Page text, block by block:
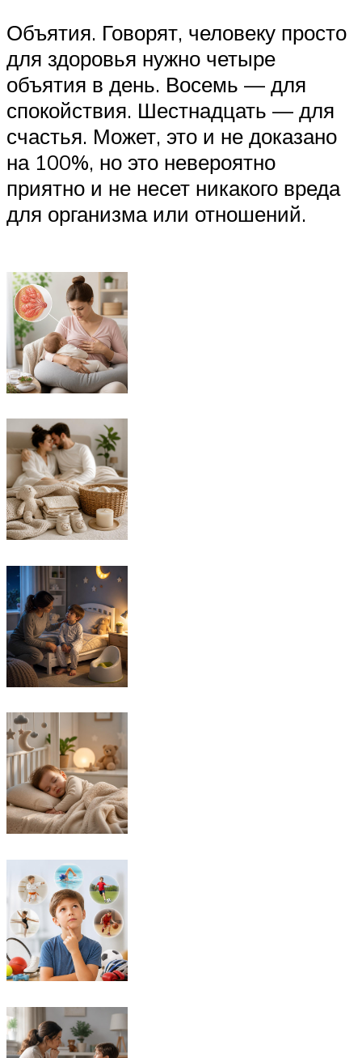
Объятия. Говорят, человеку просто
для здоровья нужно четыре
объятия в день. Восемь — для
спокойствия. Шестнадцать — для
счастья. Может, это и не доказано
на 100%, но это невероятно
приятно и не несет никакого вреда
для организма или отношений.